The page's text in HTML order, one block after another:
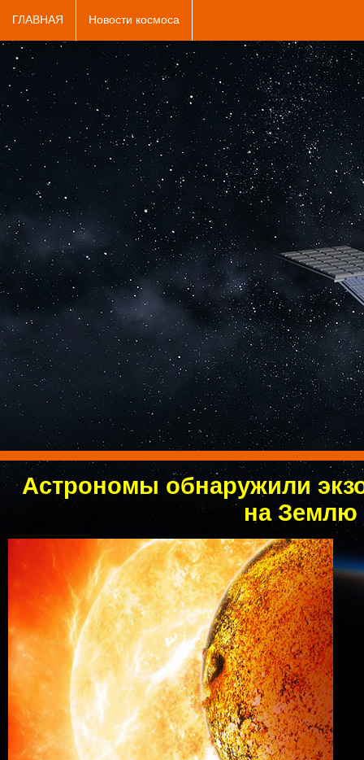
ГЛАВНАЯ Новости космоса
Астрономы обнаружили
на Землю